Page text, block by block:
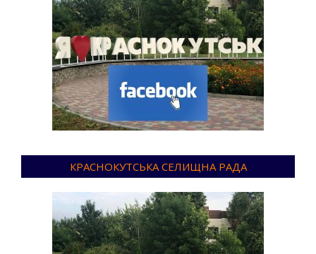
КРАСНОКУТСЬКА СЕЛИЩНА РАДА